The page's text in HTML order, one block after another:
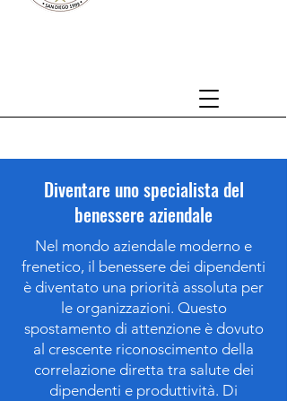
Diventare uno specialista del
benessere aziendale
Nel mondo aziendale moderno e
frenetico, il benessere dei dipendenti
è diventato una priorità assoluta per
le organizzazioni. Questo
spostamento di attenzione è dovuto
al crescente riconoscimento della
correlazione diretta tra salute dei
dipendenti e produttività. Di